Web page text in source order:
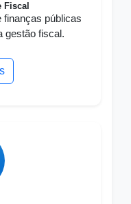
Fiscal
finanças públicas
gestão fiscal.